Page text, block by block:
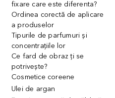
fixare care este diferenta?
Ordinea corectă de aplicare
a produselor
Tipurile de parfumuri și
concentrațiile lor
Ce fard de obraz ți se
potrivește?
Cosmetice coreene
Ulei de argan